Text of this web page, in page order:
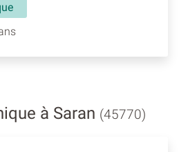
à Saran (45770)